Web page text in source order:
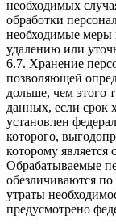
необходимых
обработки
необходимые меры
удалению или
6.7. Хранение
позволяющей
дольше, чем этого
данных, если срок
установлен
которого,
которому
Обрабатываемые
обезличиваются
утраты
предусмотрено